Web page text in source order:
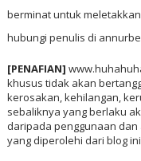
berminat untuk
hubungi penulis di
[PENAFIAN]
khusus tidak akan
kerosakan, kehilangan,
sebaliknya yang berlaku
daripada penggunaan
yang diperolehi dari blog